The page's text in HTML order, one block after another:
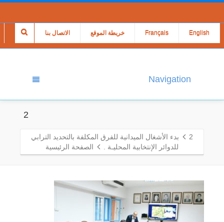
الاتصال بنا خريطة الموقع Français English
Navigation
2
2
بدء الأشغال الميدانية للفرق المكلفة بالتحديد الترابي
للدوائر الإنتخابية المحليـة .
الصفحة الرئيسية